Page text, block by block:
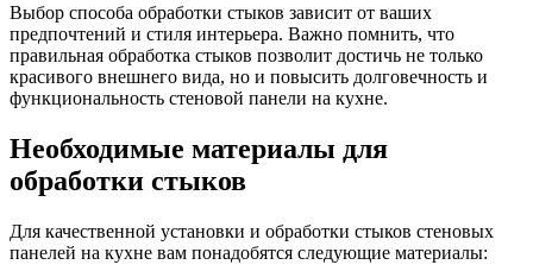
Выбор способа обработки стыков зависит от ваших
предпочтений и стиля интерьера. Важно помнить, что
правильная обработка стыков позволит достичь не только
красивого внешнего вида, но и повысить долговечность и
функциональность стеновой панели на кухне.
Необходимые материалы для
обработки стыков
Для качественной установки и обработки стыков стеновых
панелей на кухне вам понадобятся следующие материалы: